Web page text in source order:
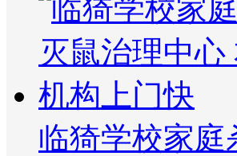
临猗学校家